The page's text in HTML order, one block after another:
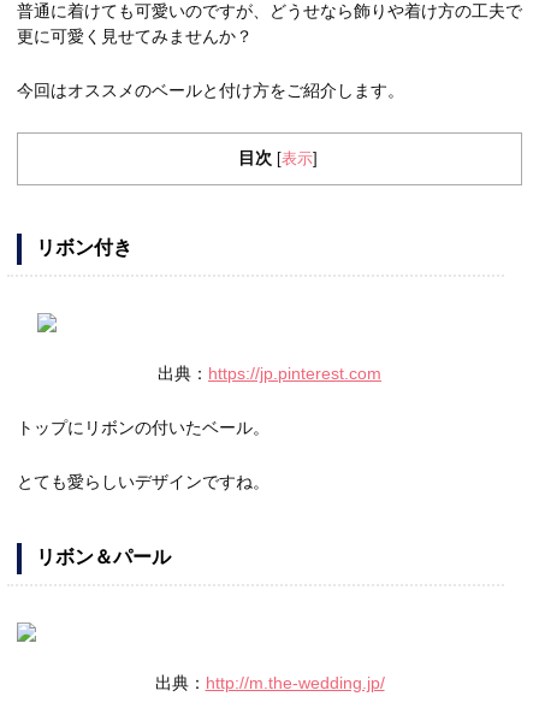
普通に着けても可愛いのですが、どうせなら飾りや着け方の工夫で
更に可愛く見せてみませんか？
今回はオススメのベールと付け方をご紹介します。
目次 表示
リボン付き
出典： https://jp.pinterest.com
トップにリボンの付いたベール。
とても愛らしいデザインですね。
リボン＆パール
出典： http://m.the-wedding.jp/